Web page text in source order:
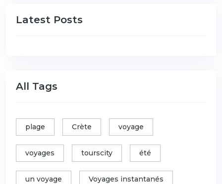
Latest Posts
All Tags
plage Crète voyage
voyages tourscity été
un voyage Voyages instantanés